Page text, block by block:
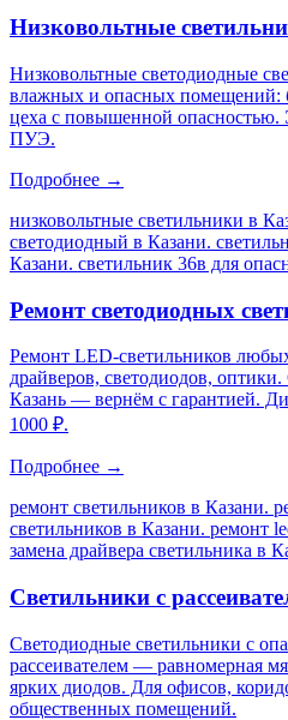
Низковольтные
Низковольтные светодиодные
влажных и опасных помещений:
цеха с повышенной опасностью.
ПУЭ.
Подробнее →
низковольтные светильники в
светодиодный в Казани.
Казани. светильник 36в для
Ремонт светодиодных
Ремонт LED-светильников
драйверов, светодиодов,
Казань — вернём с гарантией.
1000 ₽.
Подробнее →
ремонт светильников в Казани.
светильников в Казани. ремонт
замена драйвера светильника в
Светильники с
Светодиодные светильники с
рассеивателем — равномерная
ярких диодов. Для офисов,
общественных помещений.